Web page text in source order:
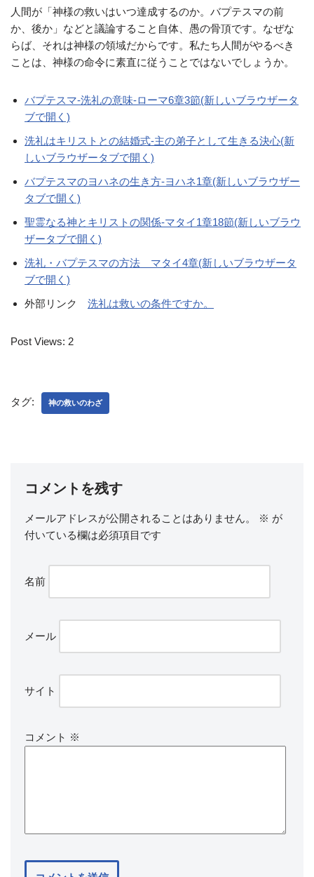
人間が「神様の救いはいつ達成するのか。バプテスマの前
か、後か」などと議論すること自体、愚の骨頂です。なぜな
らば、それは神様の領域だからです。私たち人間がやるべき
ことは、神様の命令に素直に従うことではないでしょうか。
バプテスマ-洗礼の意味-ローマ6章3節(新しいブラウザータ
ブで開く)
洗礼はキリストとの結婚式-主の弟子として生きる決心(新
しいブラウザータブで開く)
バプテスマのヨハネの生き方-ヨハネ1章(新しいブラウザー
タブで開く)
聖霊なる神とキリストの関係-マタイ1章18節(新しいブラウ
ザータブで開く)
洗礼・バプテスマの方法 マタイ4章(新しいブラウザータ
ブで開く)
外部リンク 洗礼は救いの条件ですか。
Post Views: 2
タグ: 神の救いのわざ
コメントを残す
メールアドレスが公開されることはありません。 ※ が
付いている欄は必須項目です
名前
メール
サイト
コメント ※